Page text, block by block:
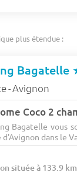
plus étendue :
Bagatelle
-Avignon
Coco 2
Bagatelle vous
dans le
située à 133.9